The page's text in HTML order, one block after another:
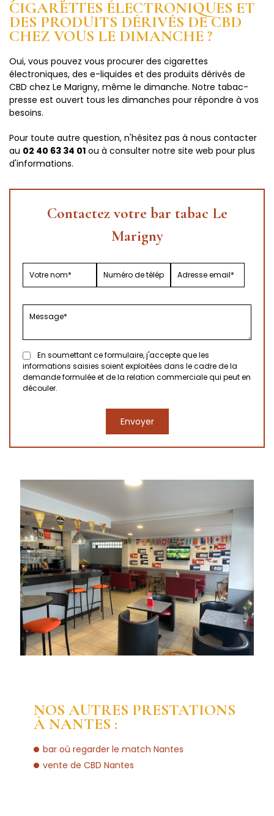
CIGARETTES ÉLECTRONIQUES ET
DES PRODUITS DÉRIVÉS DE CBD
CHEZ VOUS LE DIMANCHE ?
Oui, vous pouvez vous procurer des cigarettes
électroniques, des e-liquides et des produits dérivés de
CBD chez Le Marigny, même le dimanche. Notre tabac-
presse est ouvert tous les dimanches pour répondre à vos
besoins.
Pour toute autre question, n'hésitez pas à nous contacter
au 02 40 63 34 01 ou à consulter notre site web pour plus
d'informations.
Contactez votre bar tabac Le
Marigny
En soumettant ce formulaire, j'accepte que les
informations saisies soient exploitées dans le cadre de la
demande formulée et de la relation commerciale qui peut en
découler.
NOS AUTRES PRESTATIONS
À NANTES :
bar où regarder le match Nantes
vente de CBD Nantes